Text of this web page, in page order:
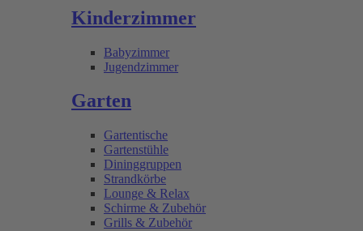
Kinderzimmer
Babyzimmer
Jugendzimmer
Garten
Gartentische
Gartenstühle
Dininggruppen
Strandkörbe
Lounge & Relax
Schirme & Zubehör
Grills & Zubehör